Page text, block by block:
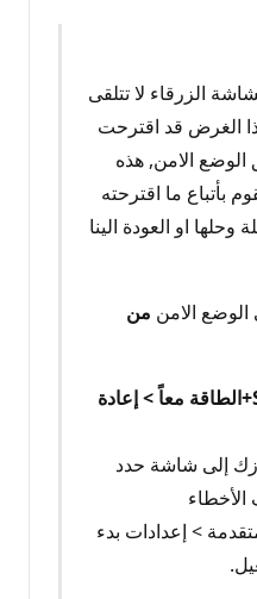
الزرقاء لا تتلقى
الغرض قد اقترحت
الامن, هذه
بأتباع ما اقترحته
او العودة الينا
الامن من
الطاقة معاً >إعادة
إلى شاشة حدد
> إعدادات بدء